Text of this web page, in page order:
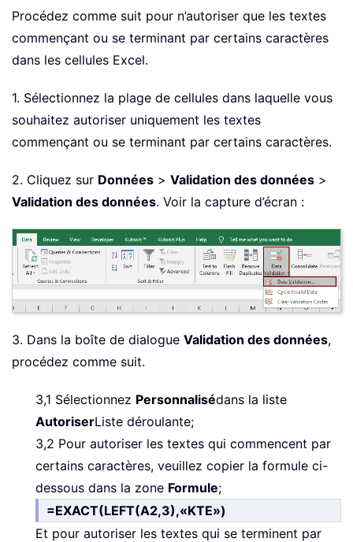
Procédez comme suit pour n’autoriser que les textes
commençant ou se terminant par certains caractères
dans les cellules Excel.
1. Sélectionnez la plage de cellules dans laquelle vous
souhaitez autoriser uniquement les textes
commençant ou se terminant par certains caractères.
2. Cliquez sur Données > Validation des données >
Validation des données. Voir la capture d’écran :
3. Dans la boîte de dialogue Validation des données,
procédez comme suit.
3,1 Sélectionnez Personnalisédans la liste
AutoriserListe déroulante;
3,2 Pour autoriser les textes qui commencent par
certains caractères, veuillez copier la formule ci-
dessous dans la zone Formule;
=EXACT(LEFT(A2,3),«KTE»)
Et pour autoriser les textes qui se terminent par